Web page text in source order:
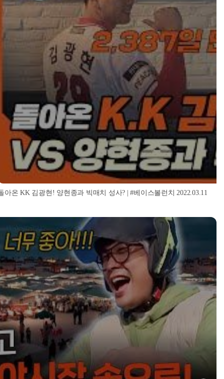
아온 KK 김광현! 양현종과 빅매치 성사? | #베이스볼런치 2022.03.11